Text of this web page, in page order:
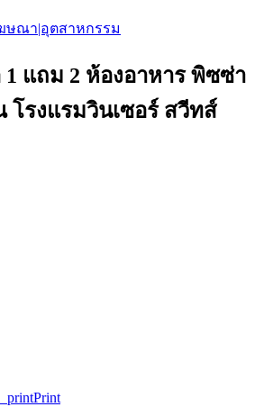
ษณา|อุตสาหกรรม
แถม 2 ห้องอาหาร พิซซ่า
รงแรมวินเซอร์ สวีทส์
Print